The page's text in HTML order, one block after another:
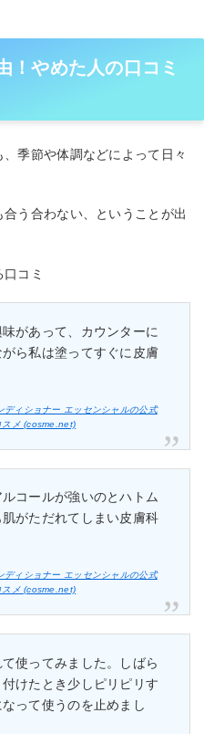
！やめた人の口コミ
季節や体調などによって日々
う合わない、ということが出
コミ
があって、カウンターに
ら私は塗ってすぐに皮膚
ィショナー エッセンシャルの公式
スメ (cosme.net)
コールが強いのとハトム
がただれてしまい皮膚科
ィショナー エッセンシャルの公式
スメ (cosme.net)
使ってみました。しばら
けたとき少しピリピリす
って使うのを止めまし